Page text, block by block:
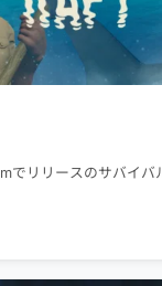
でリリースのサバイバ